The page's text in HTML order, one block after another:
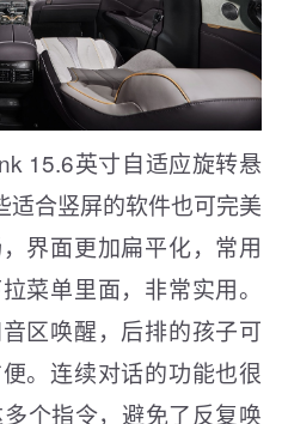
15.6英寸自适应旋转悬
适合竖屏的软件也可完美
界面更加扁平化，常用
菜单里面，非常实用。
区唤醒，后排的孩子可
。连续对话的功能也很
个指令，避免了反复唤